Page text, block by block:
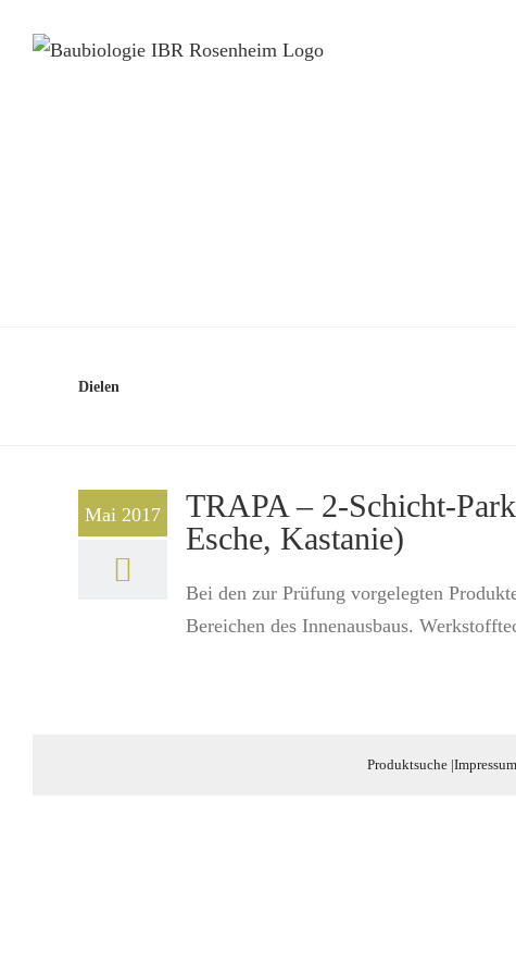
Dielen
Mai 2017
TRAPA – 2-Schicht-
Esche, Kastanie)
Bei den zur Prüfung vorgelegten
Bereichen des Innenausbaus.
Produktsuche|Impressum